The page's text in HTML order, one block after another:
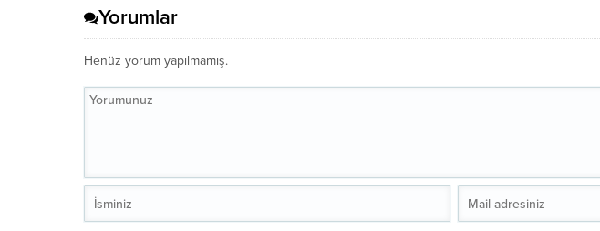
Yorumlar
Henüz yorum yapılmamış.